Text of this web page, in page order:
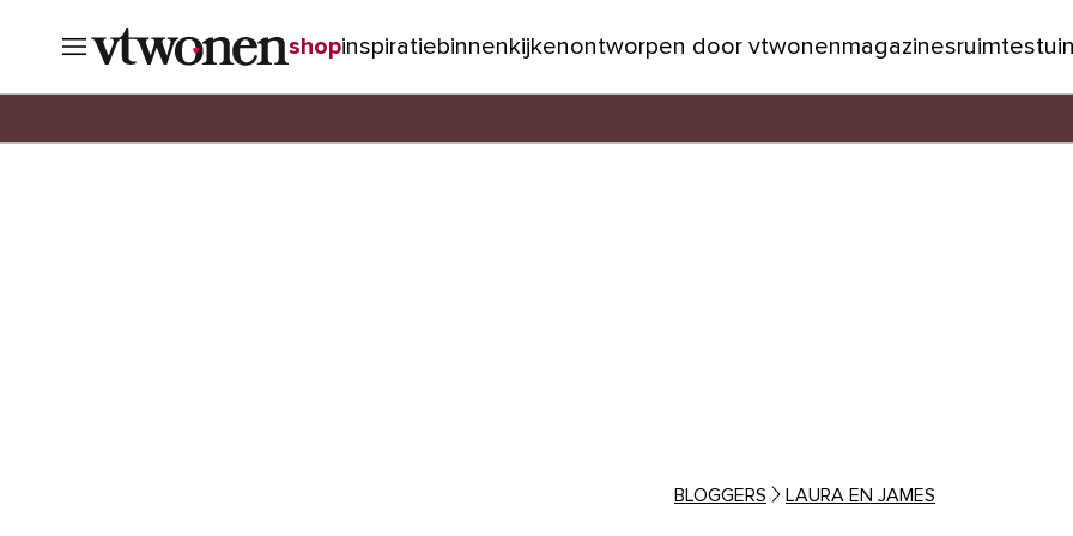
shopinspiratiebinnenkijkenontworpen door vtwonenmagazinesruimtestuin
BLOGGERS LAURA EN JAMES